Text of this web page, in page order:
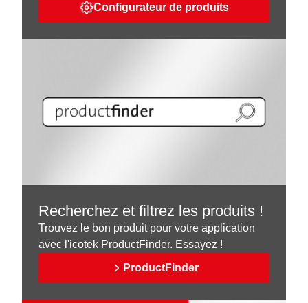
Configurateur de produits
Recherchez et filtrez les produits !
Trouvez le bon produit pour votre application
avec l'icotek ProductFinder. Essayez !
ProductFinder